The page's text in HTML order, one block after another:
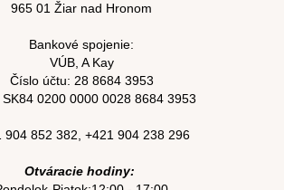
965 01 Žiar nad Hronom
Bankové spojenie:
VÚB, A Kay
Číslo účtu: 28 8684 3953
SK84 0200 0000 0028 8684 3953
904 852 382 +421 904 238 296
Otváracie hodiny: